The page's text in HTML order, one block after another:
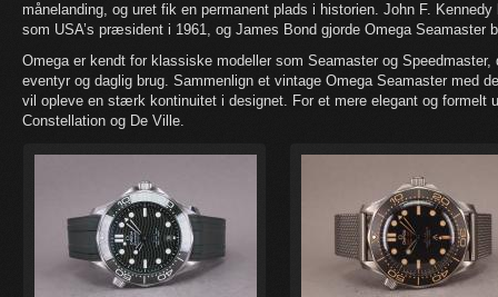
månelanding, og uret fik en permanent plads i historien. John F.
som USA’s præsident i 1961, og James Bond gjorde Omega Seamaster
Omega er kendt for klassiske modeller som Seamaster og
eventyr og daglig brug. Sammenlign et vintage Omega Seamaster med
vil opleve en stærk kontinuitet i designet. For et mere elegant og formelt
Constellation og De Ville.